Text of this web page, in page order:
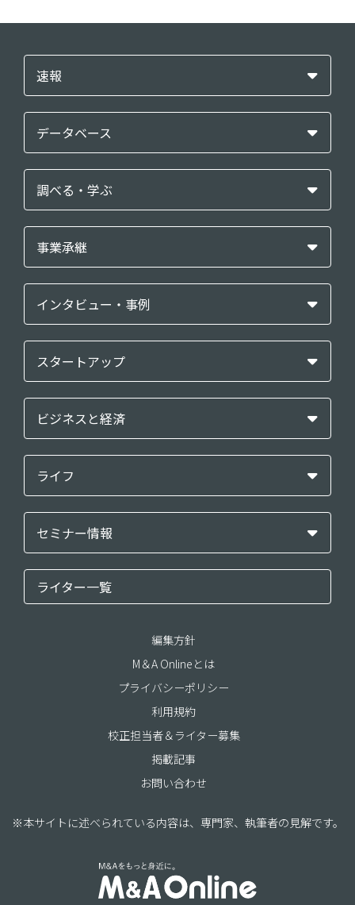
速報
データベース
調べる・学ぶ
事業承継
インタビュー・事例
スタートアップ
ビジネスと経済
ライフ
セミナー情報
ライター一覧
編集方針
M＆A Onlineとは
プライバシーポリシー
利用規約
校正担当者＆ライター募集
掲載記事
お問い合わせ
※本サイトに述べられている内容は、専門家、執筆者の見解です。